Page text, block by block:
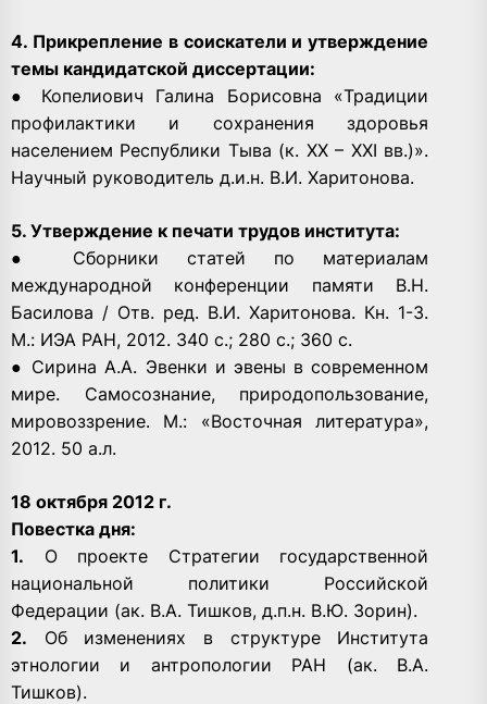
4. Прикрепление в соискатели и утверждение
темы кандидатской диссертации:
● Копелиович Галина Борисовна «Традиции
профилактики и сохранения здоровья
населением Республики Тыва (к. XX – ХХI вв.)».
Научный руководитель д.и.н. В.И. Харитонова.
5. Утверждение к печати трудов института:
● Сборники статей по материалам
международной конференции памяти В.Н.
Басилова / Отв. ред. В.И. Харитонова. Кн. 1-3.
М.: ИЭА РАН, 2012. 340 с.; 280 с.; 360 с.
● Сирина А.А. Эвенки и эвены в современном
мире. Самосознание, природопользование,
мировоззрение. М.: «Восточная литература»,
2012. 50 а.л.
18 октября 2012 г.
Повестка дня:
1. О проекте Стратегии государственной
национальной политики Российской
Федерации (ак. В.А. Тишков, д.п.н. В.Ю. Зорин).
2. Об изменениях в структуре Института
этнологии и антропологии РАН (ак. В.А.
Тишков).